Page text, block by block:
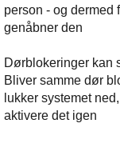
person - og dermed
genåbner den
Dørblokeringer kan
Bliver samme dør
lukker systemet
aktivere det igen